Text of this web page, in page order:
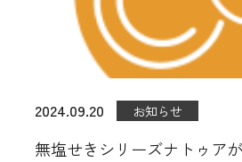
2024.09.20 お知らせ
無塩せきシリーズナトゥア